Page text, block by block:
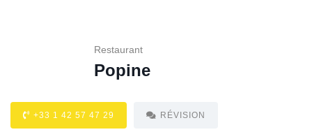
Restaurant
Popine
+33 1 42 57 47 29 RÉVISION